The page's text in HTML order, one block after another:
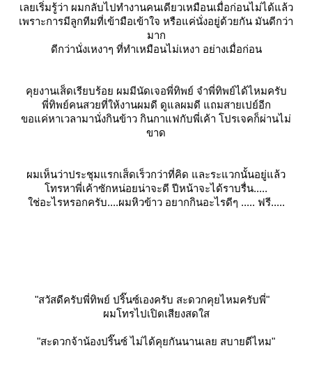
เลยเริ่มรู้ว่า ผมกลับไปทำงานคนเดียวเหมือนเมื่อก่อนไม่ได้แล้ว
เพราะการมีลูกทีมที่เข้ามือเข้าใจ หรือแค่นั่งอยู่ด้วยกัน มันดีกว่า
มาก
ดีกว่านั่งเหงาๆ ที่ทำเหมือนไม่เหงา อย่างเมื่อก่อน
คุยงานเส็ดเรียบร้อย ผมมีนัดเจอพี่ทิพย์ จำพี่ทิพย์ได้ไหมครับ
พี่ทิพย์คนสวยที่ให้งานผมดี ดูแลผมดี แถมสายเปย์อีก
ขอแค่หาเวลามานั่งกินข้าว กินกาแฟกับพี่เค้า โปรเจคก็ผ่านไม่
ขาด
ผมเห็นว่าประชุมแรกเส็ดเร็วกว่าที่คิด และระแวกนั้นอยู่แล้ว
ทรหาพี่เค้าซักหน่อยน่าจะดี ปีหน้าจะได้ราบรื่น.....
ช่อะไรหรอกครับ....ผมหิวข้าว อยากกินอะไรดีๆ ..... ฟรี.....
"สวัสดีครับพี่ทิพย์ ปริ๊นซ์เองครับ สะดวกคุยไหมครับพี่"
ผมโทรไปเปิดเสียงสดใส
"สะดวกจ้าน้องปริ๊นซ์ ไม่ได้คุยกันนานเลย สบายดีไหม"